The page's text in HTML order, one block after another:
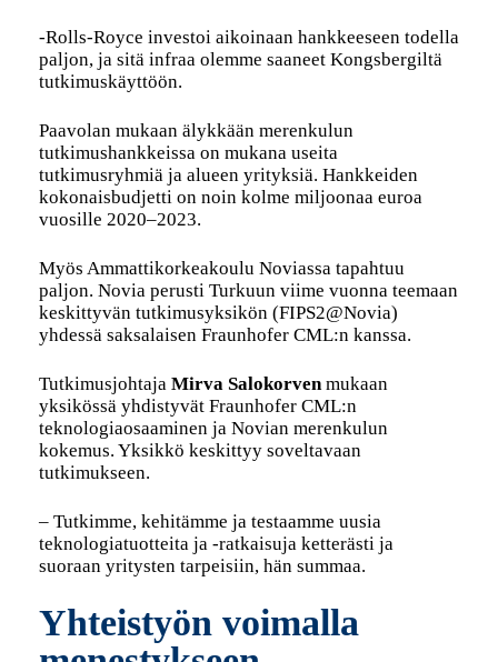
-Rolls-Royce investoi aikoinaan hankkeeseen todella
paljon, ja sitä infraa olemme saaneet Kongsbergiltä
tutkimuskäyttöön.
Paavolan mukaan älykkään merenkulun
tutkimushankkeissa on mukana useita
tutkimusryhmiä ja alueen yrityksiä. Hankkeiden
kokonaisbudjetti on noin kolme miljoonaa euroa
vuosille 2020–2023.
Myös Ammattikorkeakoulu Noviassa tapahtuu
paljon. Novia perusti Turkuun viime vuonna teemaan
keskittyvän tutkimusyksikön (FIPS2@Novia)
yhdessä saksalaisen Fraunhofer CML:n kanssa.
Tutkimusjohtaja Mirva Salokorvenmukaan
yksikössä yhdistyvät Fraunhofer CML:n
teknologiaosaaminen ja Novian merenkulun
kokemus. Yksikkö keskittyy soveltavaan
tutkimukseen.
– Tutkimme, kehitämme ja testaamme uusia
teknologiatuotteita ja -ratkaisuja ketterästi ja
suoraan yritysten tarpeisiin, hän summaa.
Yhteistyön voimalla